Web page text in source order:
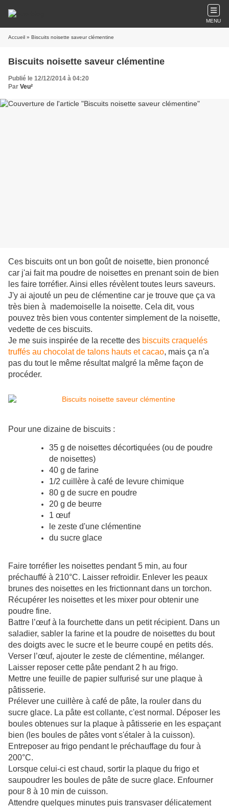
MENU
Accueil » Biscuits noisette saveur clémentine
Biscuits noisette saveur clémentine
Publié le 12/12/2014 à 04:20
Par Veu²
Ces biscuits ont un bon goût de noisette, bien prononcé
car j'ai fait ma poudre de noisettes en prenant soin de bien
les faire torréfier. Ainsi elles révèlent toutes leurs saveurs.
J'y ai ajouté un peu de clémentine car je trouve que ça va
très bien à mademoiselle la noisette. Cela dit, vous
pouvez très bien vous contenter simplement de la noisette,
vedette de ces biscuits.
Je me suis inspirée de la recette des biscuits craquelés
truffés au chocolat de talons hauts et cacao, mais ça n'a
pas du tout le même résultat malgré la même façon de
procéder.
Pour une dizaine de biscuits :
35 g de noisettes décortiquées (ou de poudre
de noisettes)
40 g de farine
1/2 cuillère à café de levure chimique
80 g de sucre en poudre
20 g de beurre
1 œuf
le zeste d'une clémentine
du sucre glace
Faire torréfier les noisettes pendant 5 min, au four
préchauffé à 210°C. Laisser refroidir. Enlever les peaux
brunes des noisettes en les frictionnant dans un torchon.
Récupérer les noisettes et les mixer pour obtenir une
poudre fine.
Battre l’œuf à la fourchette dans un petit récipient. Dans un
saladier, sabler la farine et la poudre de noisettes du bout
des doigts avec le sucre et le beurre coupé en petits dés.
Verser l’œuf, ajouter le zeste de clémentine, mélanger.
Laisser reposer cette pâte pendant 2 h au frigo.
Mettre une feuille de papier sulfurisé sur une plaque à
pâtisserie.
Prélever une cuillère à café de pâte, la rouler dans du
sucre glace. La pâte est collante, c'est normal. Déposer les
boules obtenues sur la plaque à pâtisserie en les espaçant
bien (les boules de pâtes vont s'étaler à la cuisson).
Entreposer au frigo pendant le préchauffage du four à
200°C.
Lorsque celui-ci est chaud, sortir la plaque du frigo et
saupoudrer les boules de pâte de sucre glace. Enfourner
pour 8 à 10 min de cuisson.
Attendre quelques minutes puis transvaser délicatement